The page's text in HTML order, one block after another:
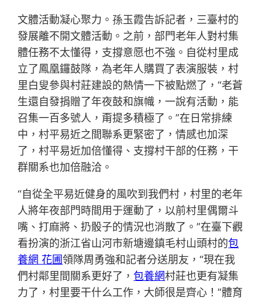
文體活動凝心聚力。孫玉霞告訴記者，三臺村的
發展離不開文體活動。之前，部門老年人對村集
體任務不太懂得，支撐意愿也不強。自從村里成
立了鳳凰鑼鼓隊，為老年人購買了表演服裝，村
里白叟參與村莊建設的熱情一下被點燃了，“老蒼
生還自發捐贈了年夜鼓和旗幟，一說有活動，能
召集一百多號人，甭提多積極了。”在日常排練
中，村平易近之間聯系更緊密了，情感也加深
了，村平易近加倍懂得、支撐村干部的任務，干
群關系也加倍融洽。
“自從全平易近健身的風吹到我們村，村里的老年
人將年夜部門時間用于運動了，以前村里偶爾斗
嘴、打麻將、扔骰子的情況也消散了。”在臺下觀
看扮演的浙江省山河市新塘邊鎮毛村山頭村的包
養網 花圃領隊周勇強和記者分送朋友，“現在我
們村鄰里間關系更好了，包養網村莊也更有凝集
力了，村里要干什么工作，大師很是齊心！”體育